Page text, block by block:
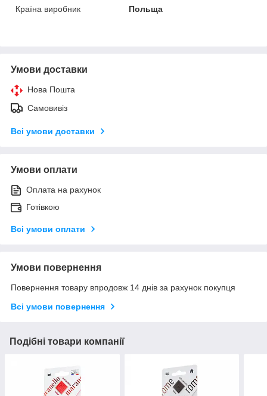
Країна виробник
Польща
Умови доставки
Нова Пошта
Самовивіз
Всі умови доставки
Умови оплати
Оплата на рахунок
Готівкою
Всі умови оплати
Умови повернення
Повернення товару впродовж 14 днів за рахунок покупця
Всі умови повернення
Подібні товари компанії